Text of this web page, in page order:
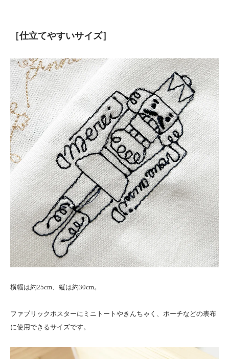
［仕立てやすいサイズ］
横幅は約25cm、縦は約30cm。
ファブリックポスターにミニトートやきんちゃく、ポーチなどの表布
に使用できるサイズです。